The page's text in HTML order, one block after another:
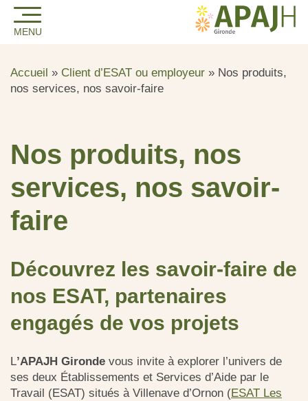
MENU
Accueil » Client d’ESAT ou employeur » Nos produits,
nos services, nos savoir-faire
Nos produits, nos
services, nos savoir-
faire
Découvrez les savoir-faire de
nos ESAT, partenaires
engagés de vos projets
L’APAJH Gironde vous invite à explorer l’univers de
ses deux Établissements et Services d’Aide par le
Travail (ESAT) situés à Villenave d’Ornon (ESAT Les